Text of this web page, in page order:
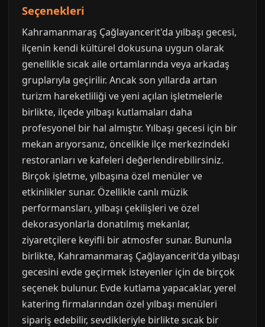
Seçenekleri
Kahramanmaraş Çağlayancerit'da yılbaşı gecesi,
ilçenin kendi kültürel dokusuna uygun olarak
genellikle sıcak aile ortamlarında veya arkadaş
gruplarıyla geçirilir. Ancak son yıllarda artan
turizm hareketliliği ve yeni açılan işletmelerle
birlikte, ilçede yılbaşı kutlamaları daha
profesyonel bir hal almıştır. Yılbaşı gecesi için bir
mekan arıyorsanız, öncelikle ilçe merkezindeki
restoranları ve kafeleri değerlendirebilirsiniz.
Birçok işletme, yılbaşına özel menüler ve
etkinlikler sunar. Özellikle canlı müzik
performansları, yılbaşı çekilişleri ve özel
dekorasyonlarla donatılmış mekanlar,
ziyaretçilere keyifli bir atmosfer sunar. Bununla
birlikte, Kahramanmaraş Çağlayancerit'da yılbaşı
gecesini evde geçirmek isteyenler için de birçok
seçenek bulunur. Evde kutlama yapacaklar, yerel
katering firmalarından özel yılbaşı menüleri
sipariş edebilir, sevdikleriyle birlikte sıcak bir